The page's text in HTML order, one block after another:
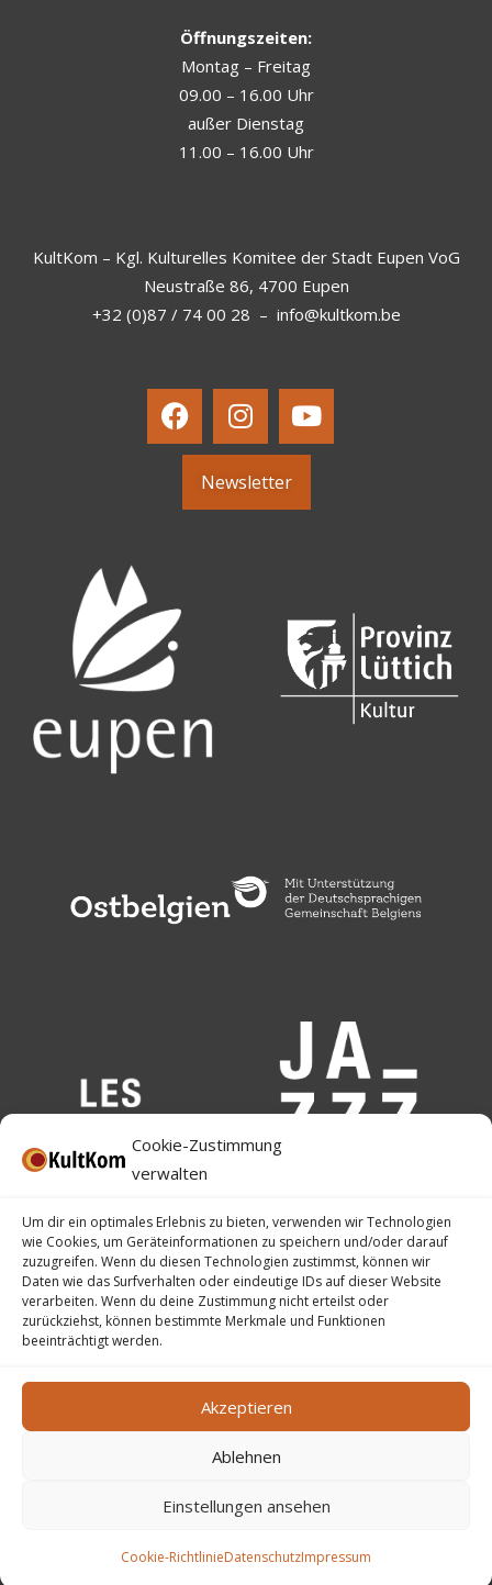
Cookie-Zustimmung
verwalten
Um dir ein optimales Erlebnis zu bieten, verwenden wir Technologien
wie Cookies, um Geräteinformationen zu speichern und/oder darauf
zuzugreifen. Wenn du diesen Technologien zustimmst, können wir
Daten wie das Surfverhalten oder eindeutige IDs auf dieser Website
verarbeiten. Wenn du deine Zustimmung nicht erteilst oder
zurückziehst, können bestimmte Merkmale und Funktionen
beeinträchtigt werden.
Akzeptieren
Ablehnen
Einstellungen ansehen
Cookie-RichtlinieDatenschutzImpressum
Öffnungszeiten:
Montag – Freitag
09.00 – 16.00 Uhr
außer Dienstag
11.00 – 16.00 Uhr
KultKom – Kgl. Kulturelles Komitee der Stadt Eupen VoG
Neustraße 86, 4700 Eupen
+32 (0)87 / 74 00 28 – info@kultkom.be
Newsletter
KultKom – Kgl. Kulturelles Komitee der Stadt Eupen